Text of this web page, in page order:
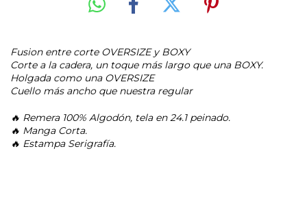
Fusion entre corte OVERSIZE y BOXY
Corte a la cadera, un toque más largo que una BOXY.
Holgada como una OVERSIZE
Cuello más ancho que nuestra regular
🔥 Remera 100% Algodón, tela en 24.1 peinado.
🔥 Manga Corta.
🔥 Estampa Serigrafía.